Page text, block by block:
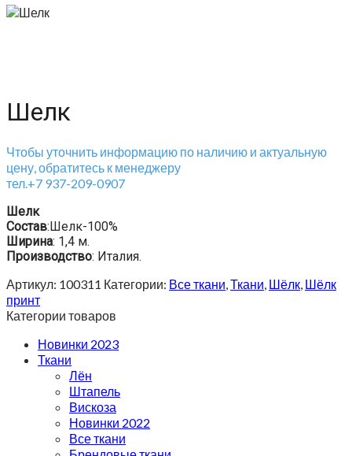
Шелк
Чтобы уточнить информацию по наличию и актуальную
цену, обратитесь к менеджеру
тел.+7 937-209-0907
Шелк
Состав:Шелк-100%
Ширина: 1,4 м.
Производство: Италия.
Артикул: 100311 Категории: Все ткани,Ткани, Шёлк, Шёлк
принт
Категории товаров
Новинки 2023
Ткани
Лён
Штапель
Вискоза
Новинки 2022
Все ткани